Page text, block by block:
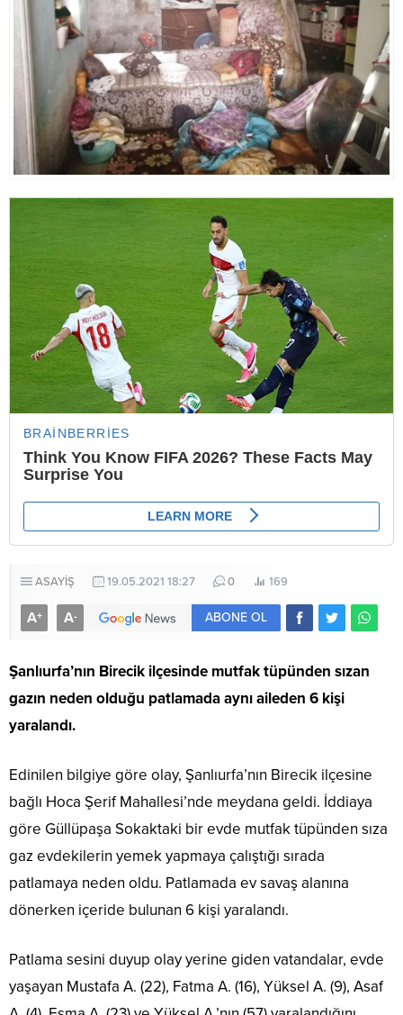
ASAYİŞ 19.05.2021 18:27 0 169
A+ A- ABONE OL
Şanlıurfa’nın Birecik ilçesinde mutfak tüpünden sızan
gazın neden olduğu patlamada aynı aileden 6 kişi
yaralandı.
Edinilen bilgiye göre olay, Şanlıurfa’nın Birecik ilçesine
bağlı Hoca Şerif Mahallesi’nde meydana geldi. İddiaya
göre Güllüpaşa Sokaktaki bir evde mutfak tüpünden sıza
gaz evdekilerin yemek yapmaya çalıştığı sırada
patlamaya neden oldu. Patlamada ev savaş alanına
dönerken içeride bulunan 6 kişi yaralandı.
Patlama sesini duyup olay yerine giden vatandalar, evde
yaşayan Mustafa A. (22), Fatma A. (16), Yüksel A. (9), Asaf